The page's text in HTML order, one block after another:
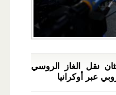
نقل الغاز الروسي
عبر أوكرانيا